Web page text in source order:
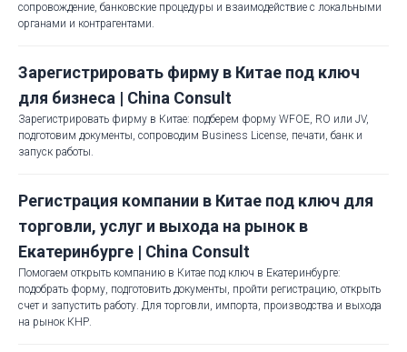
сопровождение, банковские процедуры и взаимодействие с локальными
органами и контрагентами.
Зарегистрировать фирму в Китае под ключ
для бизнеса | China Consult
Зарегистрировать фирму в Китае: подберем форму WFOE, RO или JV,
подготовим документы, сопроводим Business License, печати, банк и
запуск работы.
Регистрация компании в Китае под ключ для
торговли, услуг и выхода на рынок в
Екатеринбурге | China Consult
Помогаем открыть компанию в Китае под ключ в Екатеринбурге:
подобрать форму, подготовить документы, пройти регистрацию, открыть
счет и запустить работу. Для торговли, импорта, производства и выхода
на рынок КНР.